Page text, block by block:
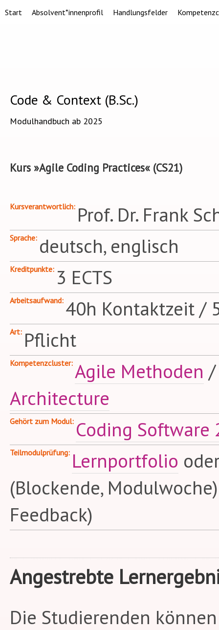
Start Absolvent*innenprofil Handlungsfelder
Code & Context (B.Sc.)
Modulhandbuch ab 2025
Kurs »Agile Coding Practices« (CS21)
Kursverantwortlich Prof. Dr. Frank
Sprache deutsch, englisch
Kreditpunkte 3 ECTS
Arbeitsaufwand 40h Kontaktzeit /
Art Pflicht
Kompetenzcluster Agile Methoden
Architecture
Gehört zum Modul Coding Software
Teilmodulprüfung Lernportfolio
(Blockende,
Feedback)
Angestrebte
Die Studierenden können